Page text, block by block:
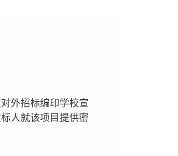
外招标编印学校宣
人就该项目提供密